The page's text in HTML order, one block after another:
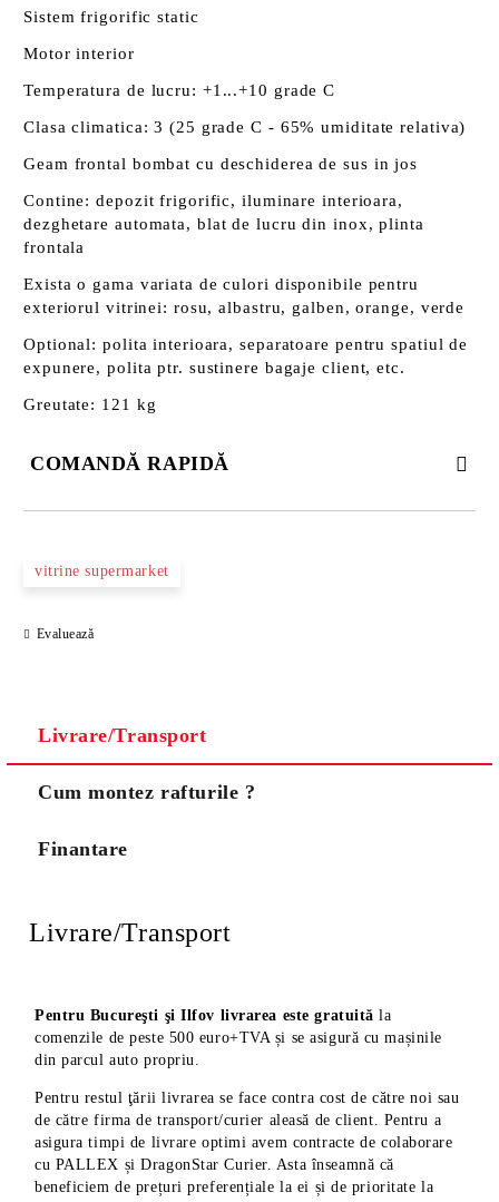
Sistem frigorific static
Motor interior
Temperatura de lucru: +1...+10 grade C
Clasa climatica: 3 (25 grade C - 65% umiditate relativa)
Geam frontal bombat cu deschiderea de sus in jos
Contine: depozit frigorific, iluminare interioara,
dezghetare automata, blat de lucru din inox, plinta
frontala
Exista o gama variata de culori disponibile pentru
exteriorul vitrinei: rosu, albastru, galben, orange, verde
Optional: polita interioara, separatoare pentru spatiul de
expunere, polita ptr. sustinere bagaje client, etc.
Greutate: 121 kg
COMANDĂ RAPIDĂ
vitrine supermarket
Evaluează
Livrare/Transport
Cum montez rafturile ?
Finantare
Livrare/Transport
Pentru Bucureşti şi Ilfov livrarea este gratuită la
comenzile de peste 500 euro+TVA și se asigură cu mașinile
din parcul auto propriu.
Pentru restul ţării livrarea se face contra cost de către noi sau
de către firma de transport/curier aleasă de client. Pentru a
asigura timpi de livrare optimi avem contracte de colaborare
cu PALLEX și DragonStar Curier. Asta înseamnă că
beneficiem de prețuri preferențiale la ei și de prioritate la